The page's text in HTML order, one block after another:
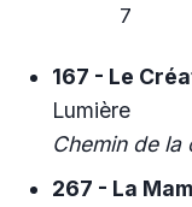
167 - Le
Lumière
Chemin de
267 - La